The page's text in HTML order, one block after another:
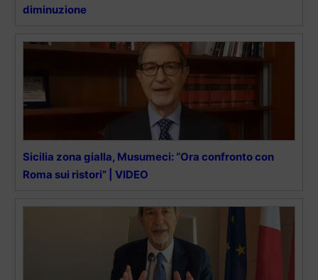
diminuzione
Sicilia zona gialla, Musumeci: “Ora confronto con
Roma sui ristori” | VIDEO